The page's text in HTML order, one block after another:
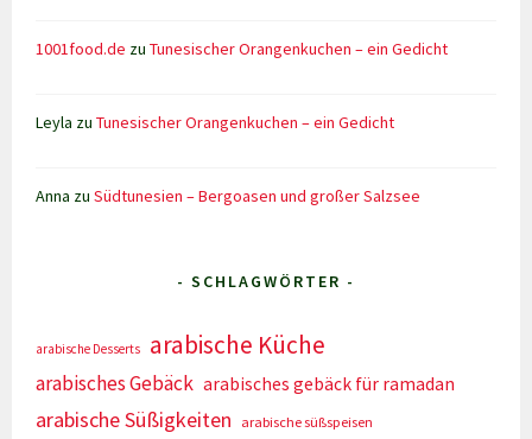
1001food.de zuTunesischer Orangenkuchen – ein Gedicht
Leyla zuTunesischer Orangenkuchen – ein Gedicht
Anna zuSüdtunesien – Bergoasen und großer Salzsee
- SCHLAGWÖRTER -
arabische Desserts arabische Küche
arabisches Gebäck arabisches gebäck für ramadan
arabische Süßigkeiten arabische süßspeisen